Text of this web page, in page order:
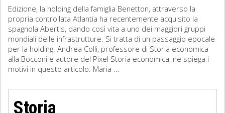
Matematica
Diritto
Edizione, la holding della famiglia Benetton, attraverso la
propria controllata Atlantia ha recentemente acquisito la
spagnola Abertis, dando così vita a uno dei maggiori gruppi
mondiali delle infrastrutture. Si tratta di un passaggio epocale
per la holding. Andrea Colli, professore di Storia economica
alla Bocconi e autore del Pixel Storia economica, ne spiega i
motivi in questo articolo: Maria ...
Storia